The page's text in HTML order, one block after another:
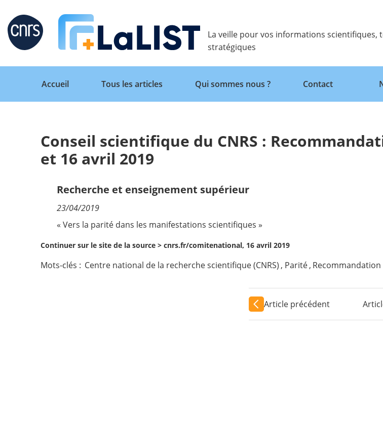
Retour
Accueil
Qui sommes nous ?
Contact
La veille pour vos informations scientifiques,
stratégiques
Retour
Accueil
Tous les articles Qui sommes nous ? Contact
Conseil scientifique du CNRS :
et 16 avril 2019
Recherche et enseignement supérieur
23/04/2019
« Vers la parité dans les manifestations scientifiques »
Continuer sur le site de la source > cnrs.fr/comitenational, 16 avril 2019
Mots-clés : Centre national de la recherche scientifique (CNRS) , Parité , Recommandation
Article précédent